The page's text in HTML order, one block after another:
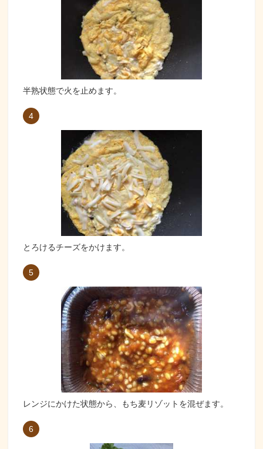
半熟状態で火を止めます。
4
とろけるチーズをかけます。
5
レンジにかけた状態から、もち麦リゾットを混ぜます。
6